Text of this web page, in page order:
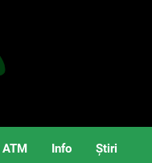
Crypto
Despre Criptomonede.
Info Știri